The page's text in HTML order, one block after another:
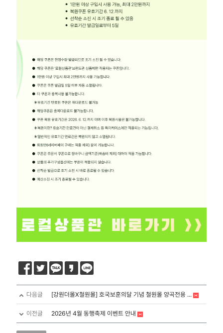
다음글 [강원더몰X철원몰] 호국보훈의달 기념 철원몰 양곡전용 ...
이전글 2026년 4월 동행축제 이벤트 안내